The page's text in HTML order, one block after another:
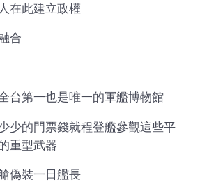
在此建立政權
合
台第一也是唯一的軍艦博物館
少的門票錢就程登艦參觀這些平
重型武器
偽裝一日艦長